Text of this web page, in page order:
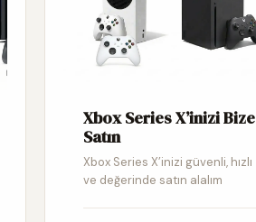
Xbox Series X’inizi Bize
Satın
Xbox Series X’inizi güvenli, hızlı
ve değerinde satın alalım